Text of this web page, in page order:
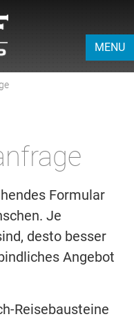
MENU
Formular
Je
desto besser
Angebot
Reisebausteine